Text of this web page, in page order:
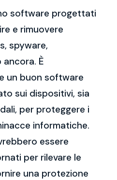
software progettati
e rimuovere
spyware,
È
un buon software
sui dispositivi, sia
per proteggere i
informatiche.
essere
per rilevare le
una protezione